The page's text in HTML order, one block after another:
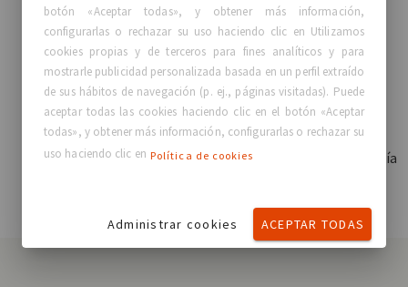
Estuche de herramientas 3 en uno, de
43 × 31 × 6,5 cm, que incluye un compás, una cinta
métrica y un rotulador
Parte 4: medidores externos
El Consultation Kit™ de GCA® incluye una gama
versátil de medidores externos que cubre la mayoría
botón «Aceptar todas», y obtener más información,
configurarlas o rechazar su uso haciendo clic en Utilizamos
cookies propias y de terceros para fines analíticos y para
mostrarle publicidad personalizada basada en un perfil extraído
de sus hábitos de navegación (p. ej., páginas visitadas). Puede
aceptar todas las cookies haciendo clic en el botón «Aceptar
todas», y obtener más información, configurarlas o rechazar su
uso haciendo clic en Política de cookies
Administrar cookies ACEPTAR TODAS